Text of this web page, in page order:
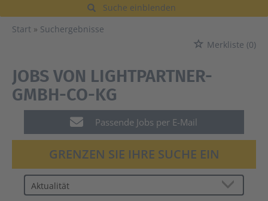
Suche einblenden
Start
Suchergebnisse
Merkliste (0)
JOBS VON LIGHTPARTNER-
GMBH-CO-KG
Passende Jobs per E-Mail
GRENZEN SIE IHRE SUCHE EIN